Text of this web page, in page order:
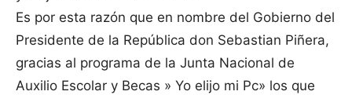
Es por esta razón que en nombre del Gobierno del
Presidente de la República don Sebastian Piñera,
gracias al programa de la Junta Nacional de
Auxilio Escolar y Becas » Yo elijo mi Pc» los que